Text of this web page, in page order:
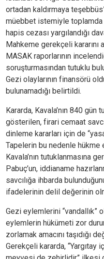
ortadan kaldırmaya
müebbet istemiyle toplamda
hapis cezası yargılandığı
Mahkeme gerekçeli kararını
MASAK raporlarının
soruşturmasından tutuklu
Gezi olaylarının finansörü
bulunamadığı belirtildi.
Kararda, Kavala’nın 840 gün
gösterilen, firari cemaat
dinleme kararları için de
Tapelerin bu nedenle hükme
Kavala’nın tutuklanmasına
Pabuç’un, iddianame
savcılığa ihbarda
ifadelerinin delil değerinin
Gezi eylemlerini “vandallık”
eylemlerin hükümeti zor
zorlamak amacını taşıdığı
Gerekçeli kararda, “Yargıtay